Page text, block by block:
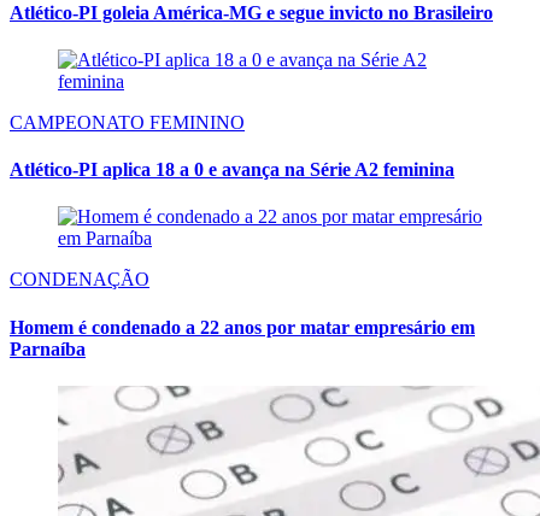
Atlético-PI goleia América-MG e segue invicto no Brasileiro
CAMPEONATO FEMININO
Atlético-PI aplica 18 a 0 e avança na Série A2 feminina
CONDENAÇÃO
Homem é condenado a 22 anos por matar empresário em
Parnaíba